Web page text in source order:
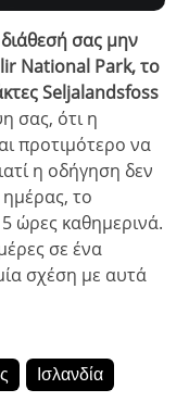
σας μην
National Park, το
Seljalandsfoss
σας, ότι η
προτιμότερο να
η οδήγηση δεν
το
ώρες καθημερινά.
σε ένα
σχέση με αυτά
Ισλανδία